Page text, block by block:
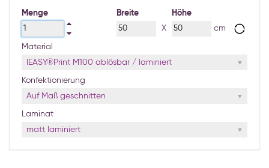
Menge
Breite
X
Höhe
cm
Material
IEASY®Print M100 ablösbar / laminiert
Konfektionierung
Auf Maß geschnitten
Laminat
matt laminiert